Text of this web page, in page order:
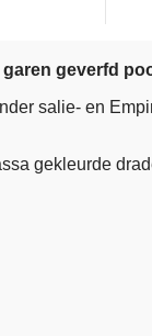
garen geverfd
salie- en
gekleurde